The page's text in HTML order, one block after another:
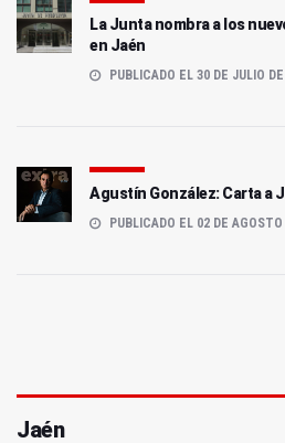
La Junta nombra a los
en Jaén
PUBLICADO EL 30 DE JULIO
Agustín González: Carta a
PUBLICADO EL 02 DE
Jaén